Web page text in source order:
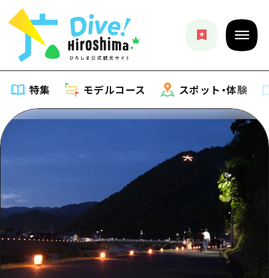
特集 モデルコース スポット・体験
おすすめ
アート
イベント・祭り
グルメ・酒
モデルコース一覧
Dive! Hiroshima 公式ガイド
広島もしもトラベル
あたらしい非日常
スポット・体験
スポット・体験一覧
広島市周辺
イベント